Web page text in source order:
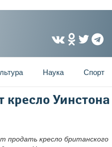
Наука Спорт
кресло Уинстона
продать кресло британского